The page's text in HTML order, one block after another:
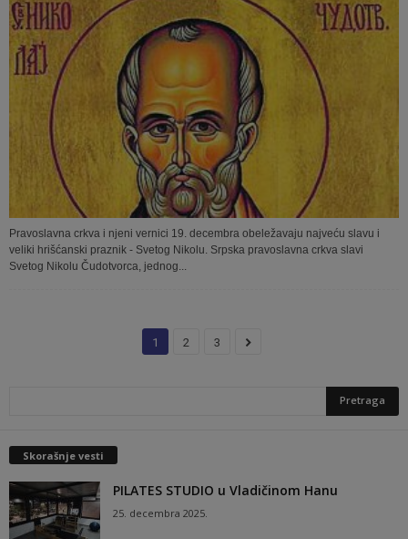
Pravoslavna crkva i njeni vernici 19. decembra obeležavaju najveću slavu i
veliki hrišćanski praznik - Svetog Nikolu. Srpska pravoslavna crkva slavi
Svetog Nikolu Čudotvorca, jednog...
1 2 3
Skorašnje vesti
PILATES STUDIO u Vladičinom Hanu
25. decembra 2025.